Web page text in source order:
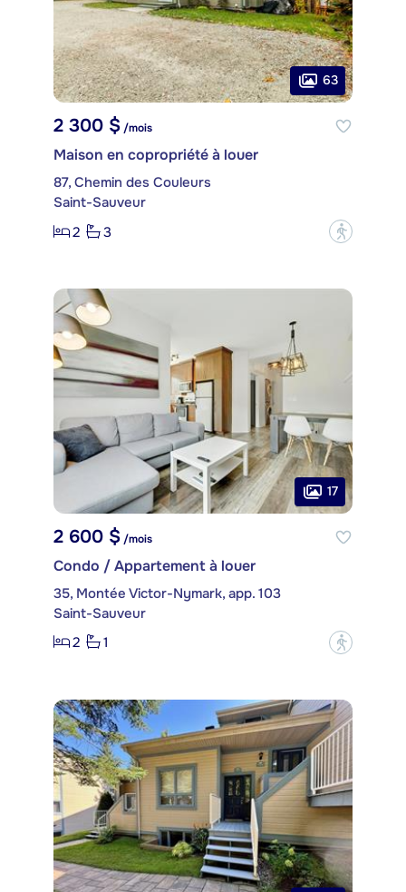
63
2 300 $/mois
Maison en copropriété à louer
87, Chemin des Couleurs
Saint-Sauveur
2
3 ?
17
2 600 $ /mois
Condo / Appartement à louer
35, Montée Victor-Nymark, app. 103
Saint-Sauveur
2
1 ?